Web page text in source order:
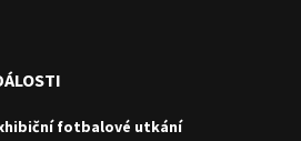
fotbalové utkání